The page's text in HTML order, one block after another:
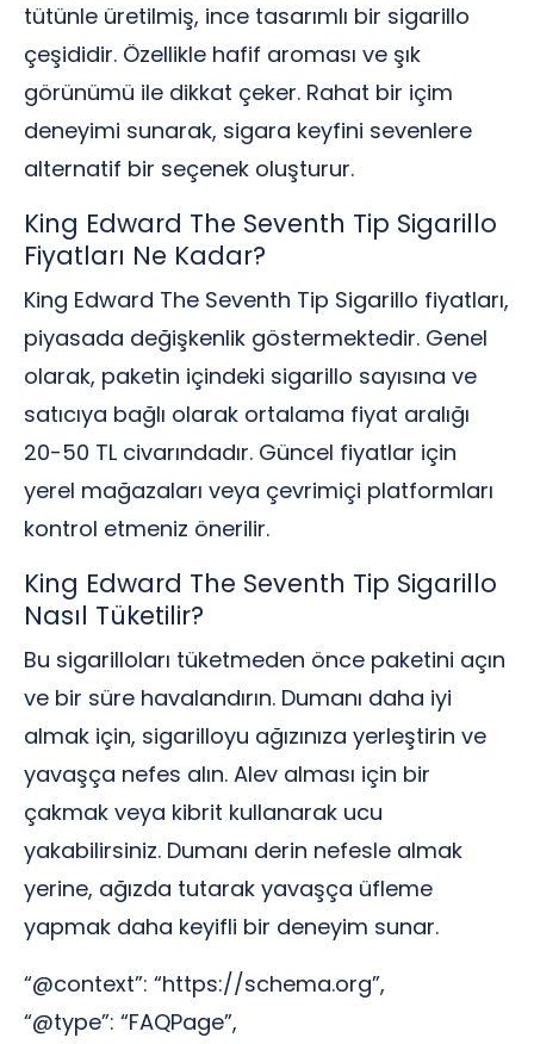
tütünle üretilmiş, ince tasarımlı bir sigarillo
çeşididir. Özellikle hafif aroması ve şık
görünümü ile dikkat çeker. Rahat bir içim
deneyimi sunarak, sigara keyfini sevenlere
alternatif bir seçenek oluşturur.
King Edward The Seventh Tip Sigarillo
Fiyatları Ne Kadar?
King Edward The Seventh Tip Sigarillo fiyatları,
piyasada değişkenlik göstermektedir. Genel
olarak, paketin içindeki sigarillo sayısına ve
satıcıya bağlı olarak ortalama fiyat aralığı
20-50 TL civarındadır. Güncel fiyatlar için
yerel mağazaları veya çevrimiçi platformları
kontrol etmeniz önerilir.
King Edward The Seventh Tip Sigarillo
Nasıl Tüketilir?
Bu sigarilloları tüketmeden önce paketini açın
ve bir süre havalandırın. Dumanı daha iyi
almak için, sigarilloyu ağızınıza yerleştirin ve
yavaşça nefes alın. Alev alması için bir
çakmak veya kibrit kullanarak ucu
yakabilirsiniz. Dumanı derin nefesle almak
yerine, ağızda tutarak yavaşça üfleme
yapmak daha keyifli bir deneyim sunar.
“@context”: “https://schema.org”,
“@type”: “FAQPage”,